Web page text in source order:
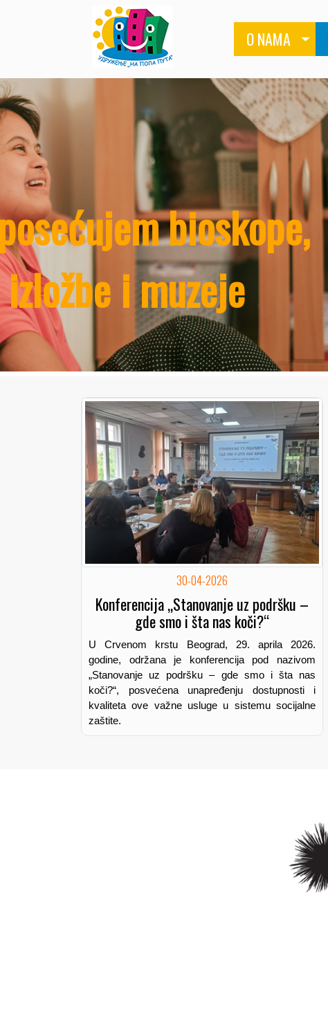
O NAMA
Jelka
30-04-2026
Konferencija „Stanovanje uz podršku –
gde smo i šta nas koči?“
U Crvenom krstu Beograd, 29. aprila 2026.
godine, održana je konferencija pod nazivom
„Stanovanje uz podršku – gde smo i šta nas
koči?“, posvećena unapređenju dostupnosti i
kvaliteta ove važne usluge u sistemu socijalne
zaštite.